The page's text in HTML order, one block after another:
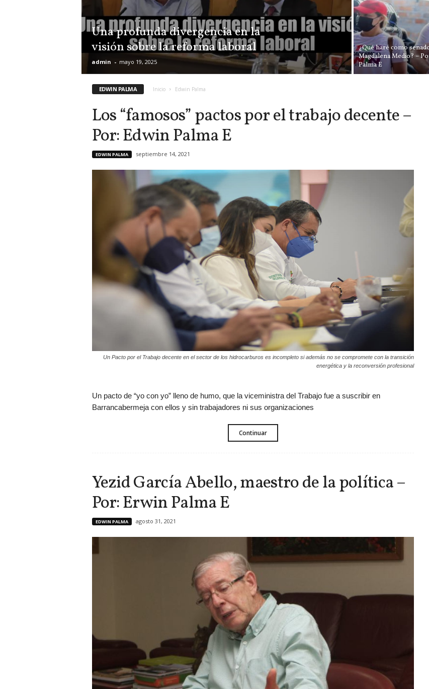
Una profunda divergencia en la
visión sobre la reforma laboral
admin - mayo 19, 2025
¿Qué haré como
Magdalena Medio? –
Palma E
EDWIN PALMA Inicio Edwin Palma
Los “famosos” pactos por el trabajo decente –
Por: Edwin Palma E
EDWIN PALMA septiembre 14, 2021
Un Pacto por el Trabajo decente en el sector de los hidrocarburos es incompleto si además no se compromete con la transición
energética y la reconversión profesional
Un pacto de “yo con yo” lleno de humo, que la viceministra del Trabajo fue a suscribir en
Barrancabermeja con ellos y sin trabajadores ni sus organizaciones
Continuar
Yezid García Abello, maestro de la política –
Por: Erwin Palma E
EDWIN PALMA agosto 31, 2021